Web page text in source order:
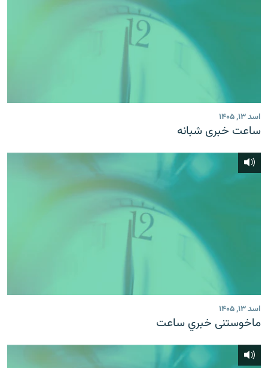
اسد ۱۳, ۱۴۰۵
ساعت خبری شبانه
اسد ۱۳, ۱۴۰۵
ماخوستنی خبري ساعت